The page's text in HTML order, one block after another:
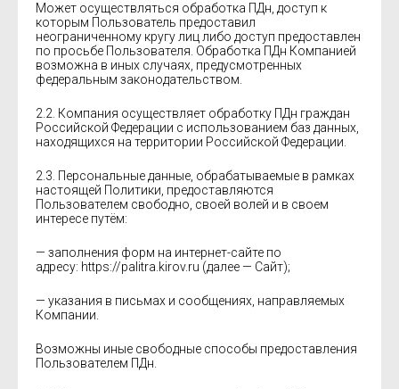
Может осуществляться обработка ПДн, доступ к
которым Пользователь предоставил
неограниченному кругу лиц либо доступ предоставлен
по просьбе Пользователя. Обработка ПДн Компанией
возможна в иных случаях, предусмотренных
федеральным законодательством.
2.2. Компания осуществляет обработку ПДн граждан
Российской Федерации с использованием баз данных,
находящихся на территории Российской Федерации.
2.3. Персональные данные, обрабатываемые в рамках
настоящей Политики, предоставляются
Пользователем свободно, своей волей и в своем
интересе путём:
— заполнения форм на интернет-сайте по
адресу: https://palitra.kirov.ru (далее — Сайт);
— указания в письмах и сообщениях, направляемых
Компании.
Возможны иные свободные способы предоставления
Пользователем ПДн.